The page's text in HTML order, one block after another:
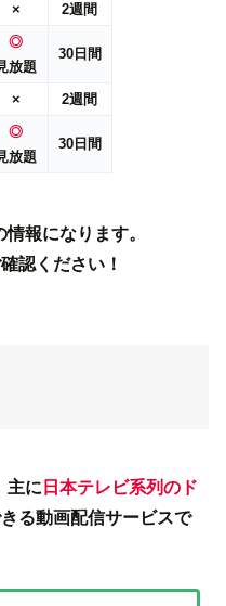
× 2週間
◎
放題
30日間
× 2週間
◎
放題
30日間
報になります。
認ください！
主に 日本テレビ系列のド
る動画配信サービスで